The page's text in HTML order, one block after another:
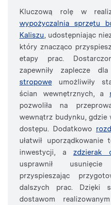
Kluczową rolę w
wypożyczalnia sprzętu
Kaliszu, udostępniając
który znacząco
etapy prac.
zapewniły zaplecze
stropowe umożliwiły
ścian wewnętrznych, a
pozwoliła na
wewnątrz budynku, gdzie
dostępu. Dodatkowo
ułatwił uporządkowanie
inwestycji, azdzierak
usprawnił
przyspieszając
dalszych prac. Dzięki
dostawom